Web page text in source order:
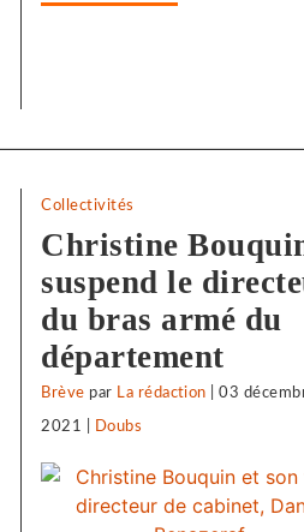
Collectivités
Christine
suspend le
du bras armé du
département
Brève par La rédaction |03
2021 Doubs